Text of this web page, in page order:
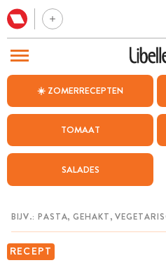
☀️ ZOMERRECEPTEN
TOMAAT
SALADES
RECEPT
BEZOEK ONZE ANDERE WEBSITES
WEEKMENU
CHAT MET MAIA
MIJN BEWAARDE RECEPTEN